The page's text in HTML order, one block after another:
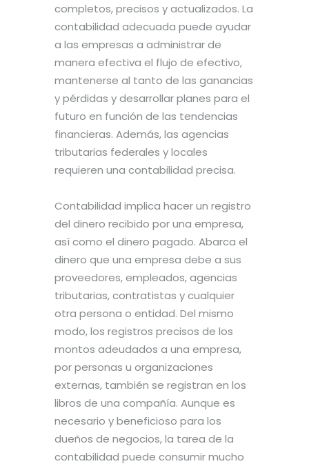
completos, precisos y actualizados. La
contabilidad adecuada puede ayudar
a las empresas a administrar de
manera efectiva el flujo de efectivo,
mantenerse al tanto de las ganancias
y pérdidas y desarrollar planes para el
futuro en función de las tendencias
financieras. Además, las agencias
tributarias federales y locales
requieren una contabilidad precisa.
Contabilidad implica hacer un registro
del dinero recibido por una empresa,
así como el dinero pagado. Abarca el
dinero que una empresa debe a sus
proveedores, empleados, agencias
tributarias, contratistas y cualquier
otra persona o entidad. Del mismo
modo, los registros precisos de los
montos adeudados a una empresa,
por personas u organizaciones
externas, también se registran en los
libros de una compañía. Aunque es
necesario y beneficioso para los
dueños de negocios, la tarea de la
contabilidad puede consumir mucho